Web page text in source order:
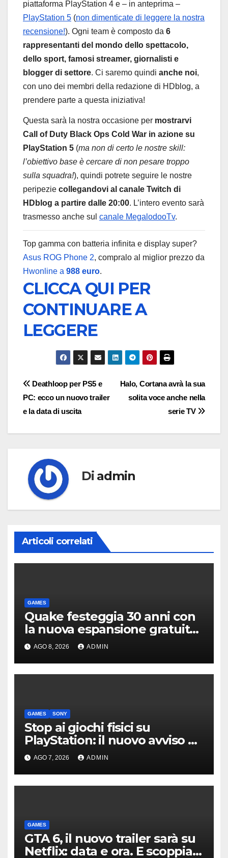
piattaforma PlayStation 4 e – in anteprima –
PlayStation 5 (non dimenticate di leggere la nostra
recensione!). Ogni team è composto da 6
rappresentanti del mondo dello spettacolo,
dello sport, famosi streamer, giornalisti e
blogger di settore. Ci saremo quindi anche noi,
con uno dei membri della redazione di HDblog, a
prendere parte a questa iniziativa!
Questa sarà la nostra occasione per mostrarvi
Call of Duty Black Ops Cold War in azione su
PlayStation 5 (ma non di certo le nostre skill:
l’obiettivo base è cercare di non pesare troppo
sulla squadra!), quindi potrete seguire le nostre
peripezie collegandovi al canale Twitch di
HDblog a partire dalle 20:00. L’intero evento sarà
trasmesso anche sul canale MegalodooTv.
Top gamma con batteria infinita e display super?
Asus ROG Phone 2, compralo al miglior prezzo da
Hwonline a 988 euro.
CLICCA QUI PER
CONTINUARE A
LEGGERE
Navigazione
articoli
Halo, Cortana avrà la sua
solita voce anche nella
serie TV
Deathloop per PS5 e
PC: ecco un nuovo trailer
e la data di uscita
Di admin
Articoli correlati
GAMES
Quake festeggia 30 anni con
la nuova espansione gratuita
Dawn of The Machine
AGO 8, 2026 ADMIN
GAMES SONY
Stop ai giochi fisici su
PlayStation: il nuovo avviso di
Sony è l’ennesima conferma
AGO 7, 2026 ADMIN
GAMES
GTA 6, il nuovo trailer sarà su
Netflix: data e ora. E scoppia